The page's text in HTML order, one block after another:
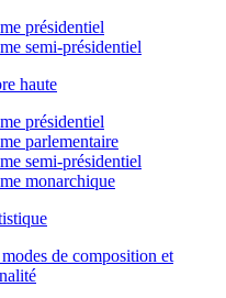
présidentiel
semi-présidentiel
haute
présidentiel
parlementaire
semi-présidentiel
monarchique
de composition et